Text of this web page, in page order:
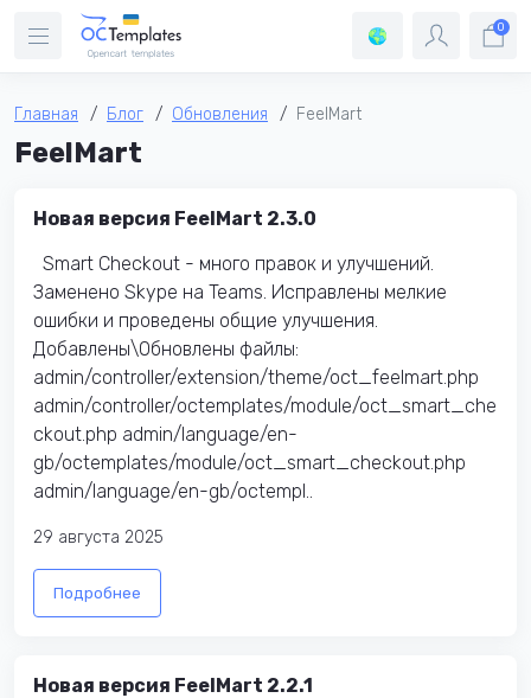
0
Главная Блог Обновления FeelMart
FeelMart
Новая версия FeelMart 2.3.0
Smart Checkout - много правок и улучшений.
Заменено Skype на Teams. Исправлены мелкие
ошибки и проведены общие улучшения.
Добавлены\Обновлены файлы:
admin/controller/extension/theme/oct_feelmart.php
admin/controller/octemplates/module/oct_smart_che
ckout.php admin/language/en-
gb/octemplates/module/oct_smart_checkout.php
admin/language/en-gb/octempl..
29 августа 2025
Подробнее
Новая версия FeelMart 2.2.1